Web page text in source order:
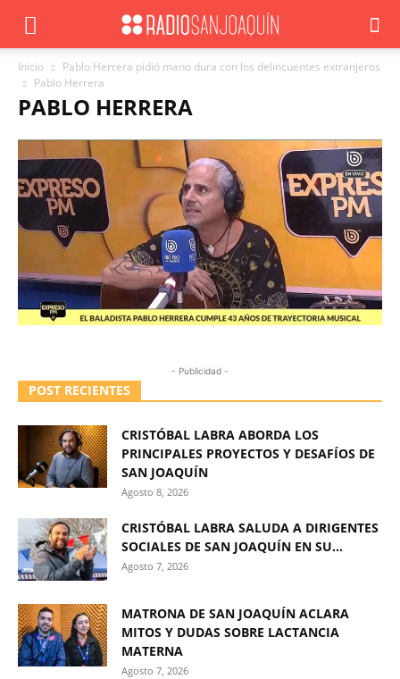
Inicio
Pablo Herrera pidió mano dura con los delincuentes extranjeros
Pablo Herrera
PABLO HERRERA
- Publicidad -
POST RECIENTES
CRISTÓBAL LABRA ABORDA LOS
PRINCIPALES PROYECTOS Y DESAFÍOS DE
SAN JOAQUÍN
Agosto 8, 2026
CRISTÓBAL LABRA SALUDA A DIRIGENTES
SOCIALES DE SAN JOAQUÍN EN SU...
Agosto 7, 2026
MATRONA DE SAN JOAQUÍN ACLARA
MITOS Y DUDAS SOBRE LACTANCIA
MATERNA
Agosto 7, 2026